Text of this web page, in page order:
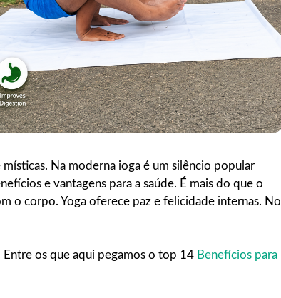
Na moderna ioga é um silêncio popular
e vantagens para a saúde. É mais do que o
o corpo. Yoga oferece paz e felicidade internas. No
os que aqui pegamos o top 14 Benefícios para